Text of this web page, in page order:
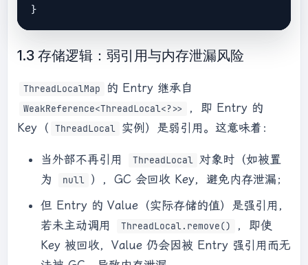
1.3 存储逻辑：弱引用与内存泄漏风险
ThreadLocalMap 的 Entry 继承自
WeakReference<ThreadLocal<?>>
，即 Entry 的
Key（ ThreadLocal 实例）是弱引用。这意味着：
当外部不再引用 ThreadLocal 对象时（如被置
为
null ），GC 会回收 Key，避免内存泄漏；
但 Entry 的 Value（实际存储的值）是强引用，
若未主动调用
ThreadLocal.remove()
，即使
Key 被回收，Value 仍会因被 Entry 强引用而无